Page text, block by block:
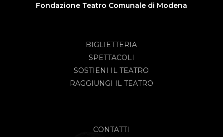
Fondazione Teatro Comunale di Modena
BIGLIETTERIA
SPETTACOLI
SOSTIENI IL TEATRO
RAGGIUNGI IL TEATRO
CONTATTI